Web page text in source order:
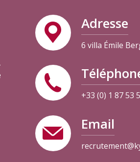
Adresse
6 villa Émile
+33 (0) 1 87 53
Email